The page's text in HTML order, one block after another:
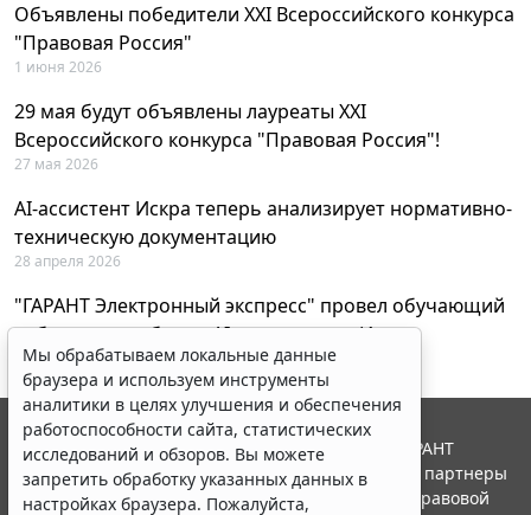
Объявлены победители XXI Всероссийского конкурса
"Правовая Россия"
1 июня 2026
29 мая будут объявлены лауреаты XXI
Всероссийского конкурса "Правовая Россия"!
27 мая 2026
AI-ассистент Искра теперь анализирует нормативно-
техническую документацию
28 апреля 2026
"ГАРАНТ Электронный экспресс" провел обучающий
вебинар по работе с AI-ассистентом Искра
23 апреля 2026
Мы обрабатываем локальные данные
браузера и используем инструменты
аналитики в целях улучшения и обеспечения
работоспособности сайта, статистических
исследований и обзоров. Вы можете
запретить обработку указанных данных в
настройках браузера. Пожалуйста,
© ООО "НПП "ГАРАНТ-СЕРВИС", 2026. Система ГАРАНТ
выпускается с 1990 года. Компания "Гарант" и ее партнеры
являются участниками Российской ассоциации правовой